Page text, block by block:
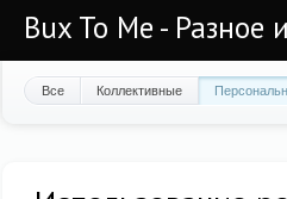
Bux To Me - Разное
Все Коллективные